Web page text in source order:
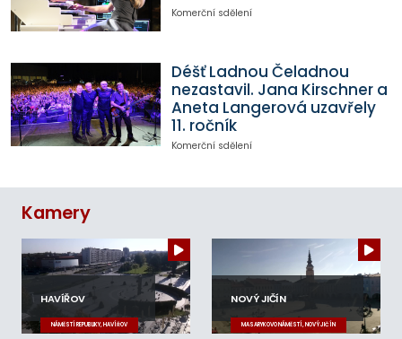
Komerční sdělení
Déšť Ladnou Čeladnou
nezastavil. Jana Kirschner a
Aneta Langerová uzavřely
11. ročník
Komerční sdělení
Kamery
HAVÍŘOV
NÁMĚSTÍ REPUBLIKY, HAVÍŘOV
NOVÝ JIČÍN
MASARYKOVO NÁMĚSTÍ, NOVÝ JIČÍN